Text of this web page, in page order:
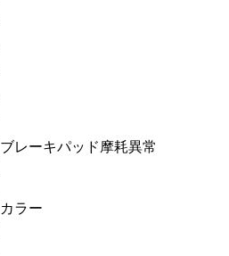
ブレーキパッド摩耗異常
カラー